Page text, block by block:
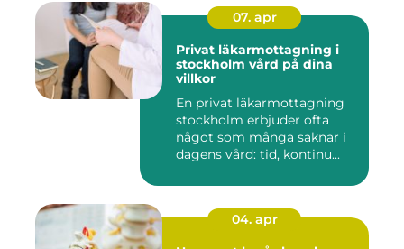
07. apr
Privat läkarmottagning i
stockholm vård på dina
villkor
En privat läkarmottagning
stockholm erbjuder ofta
något som många saknar i
dagens vård: tid, kontinu...
04. apr